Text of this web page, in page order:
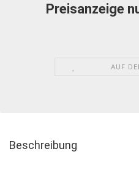
Preisanzeige
AUF
Beschreibung